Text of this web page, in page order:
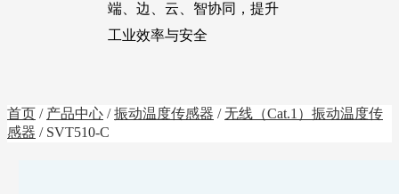
端、边、云、智协同，提升
工业效率与安全
首页 / 产品中心 /振动温度传感器 /无线（Cat.1）振动温度传
感器 / SVT510-C